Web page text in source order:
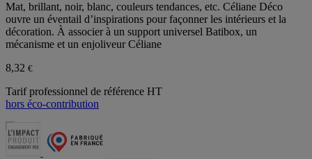
Mat, brillant, noir, blanc, couleurs tendances, etc. Céliane Déco
ouvre un éventail d’inspirations pour façonner les intérieurs et la
décoration. À associer à un support universel Batibox, un
mécanisme et un enjoliveur Céliane
8,32 €
Tarif professionnel de référence HT
hors éco-contribution